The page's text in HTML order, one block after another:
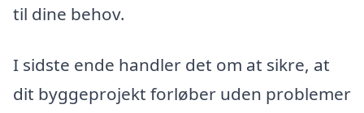
til dine behov.
I sidste ende handler det om at sikre, at
dit byggeprojekt forløber uden problemer